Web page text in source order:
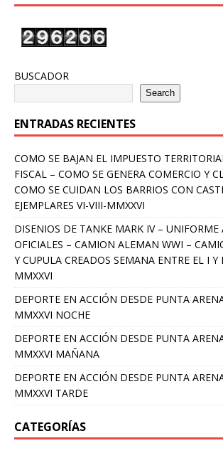
BUSCADOR
Search
ENTRADAS RECIENTES
COMO SE BAJAN EL IMPUESTO
FISCAL – COMO SE GENERA COMERCIO Y
COMO SE CUIDAN LOS BARRIOS CON
EJEMPLARES VI-VIII-MMXXVI
DISENIOS DE TANKE MARK IV – UNIFORME
OFICIALES – CAMION ALEMAN WWI –
Y CUPULA CREADOS SEMANA ENTRE EL I Y
MMXXVI
DEPORTE EN ACCIÓN DESDE PUNTA
MMXXVI NOCHE
DEPORTE EN ACCIÓN DESDE PUNTA
MMXXVI MAÑANA
DEPORTE EN ACCIÓN DESDE PUNTA
MMXXVI TARDE
CATEGORÍAS